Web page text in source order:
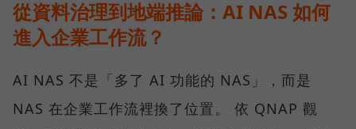
從資料治理到地端推論：AI NAS 如何
進入企業工作流？
AI NAS 不是「多了 AI 功能的 NAS」，而是
NAS 在企業工作流裡換了位置。 依 QNAP 觀